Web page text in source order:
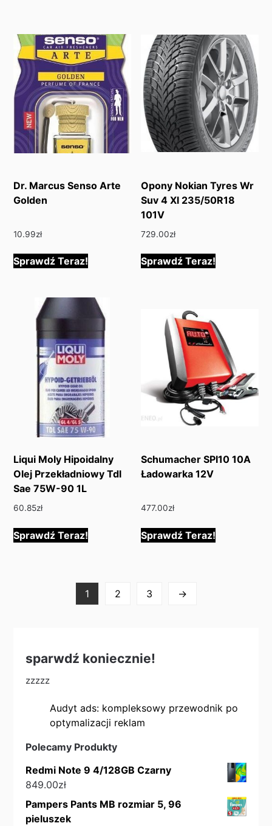
Dr. Marcus Senso Arte
Golden
10.99zł
Sprawdź Teraz!
Opony Nokian Tyres Wr
Suv 4 Xl 235/50R18
101V
729.00zł
Sprawdź Teraz!
Liqui Moly Hipoidalny
Olej Przekładniowy Tdl
Sae 75W-90 1L
60.85zł
Sprawdź Teraz!
Schumacher SPI10 10A
Ładowarka 12V
477.00zł
Sprawdź Teraz!
1 2 3 →
sparwdź koniecznie!
zzzzz
Audyt ads: kompleksowy przewodnik po
optymalizacji reklam
Polecamy Produkty
Redmi Note 9 4/128GB Czarny
849.00zł
Pampers Pants MB rozmiar 5, 96
pieluszek